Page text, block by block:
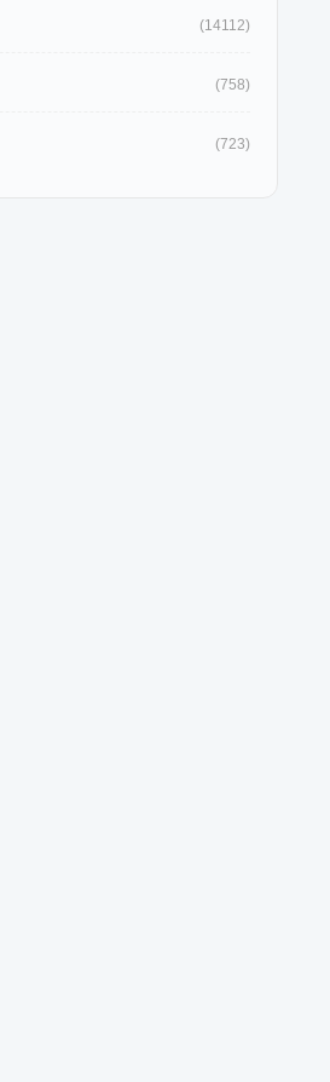
(14112)
(758)
(723)